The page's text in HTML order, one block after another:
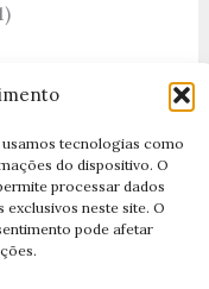
tecnologias como
do dispositivo. O
processar dados
neste site. O
pode afetar
(1)
(1)